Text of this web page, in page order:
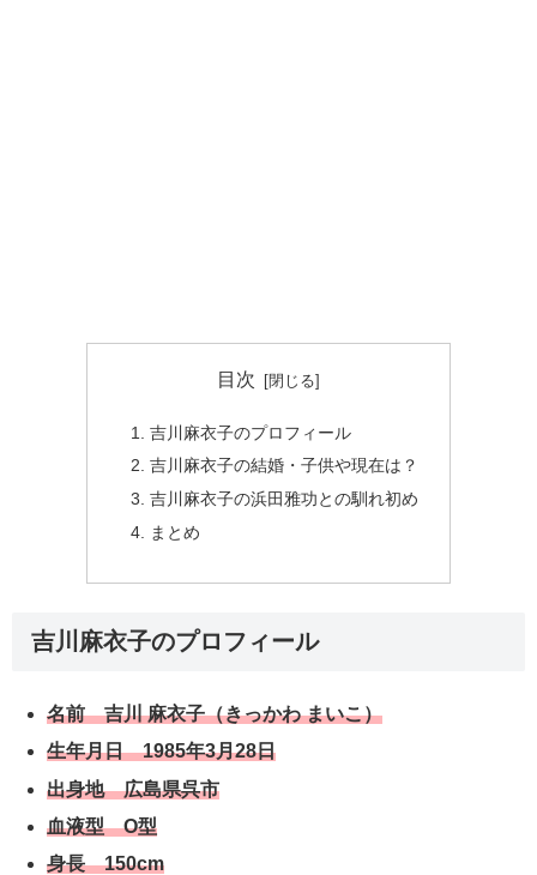
目次
吉川麻衣子のプロフィール
吉川麻衣子の結婚・子供や現在は？
吉川麻衣子の浜田雅功との馴れ初め
まとめ
吉川麻衣子のプロフィール
名前 吉川 麻衣子（きっかわ まいこ）
生年月日 1985年3月28日
出身地 広島県呉市
血液型 O型
身長 150cm